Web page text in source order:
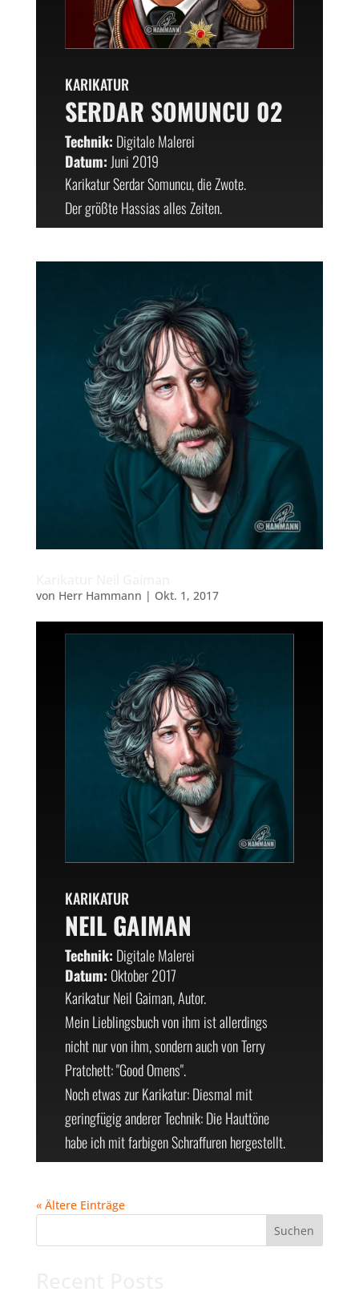
KARIKATUR
SERDAR SOMUNCU 02
Technik: Digitale Malerei
Datum: Juni 2019
Karikatur Serdar Somuncu, die Zwote.
Der größte Hassias alles Zeiten.
von Herr Hammann | Okt. 1, 2017
KARIKATUR
NEIL GAIMAN
Technik: Digitale Malerei
Datum: Oktober 2017
Karikatur Neil Gaiman, Autor.
Mein Lieblingsbuch von ihm ist allerdings
nicht nur von ihm, sondern auch von Terry
Pratchett: "Good Omens".
Noch etwas zur Karikatur: Diesmal mit
geringfügig anderer Technik: Die Hauttöne
habe ich mit farbigen Schraffuren hergestellt.
« Ältere Einträge
Suchen